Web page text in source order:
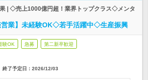
| ◇売上1000億円超！業界トップクラス◇メンタ
営業】未経験OK◇若手活躍中◇生産振興
験OK 急募 第二新卒歓迎
終了予定日： 2026/12/03